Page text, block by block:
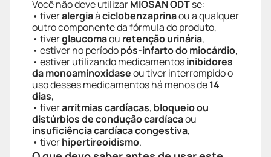
Você não deve utilizarMIOSAN ODTse:
• tiveralergiaàciclobenzaprinaou a qualquer
outro componente da fórmula do produto,
• tiverglaucomaou retenção urinária,
• estiver no períodopós-infarto do miocárdio,
• estiver utilizando medicamentosinibidores
da monoaminoxidaseou tiver interrompido o
uso desses medicamentos há menos de14
dias,
• tiverarritmias cardíacas, bloqueio ou
distúrbios de condução cardíacaou
insuficiência cardíaca congestiva,
• tiverhipertireoidismo.